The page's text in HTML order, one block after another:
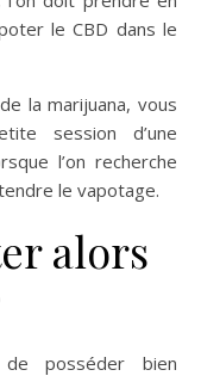
le CBD dans le
la marijuana, vous
session d’une
l’on recherche
le vapotage.
alors
posséder bien